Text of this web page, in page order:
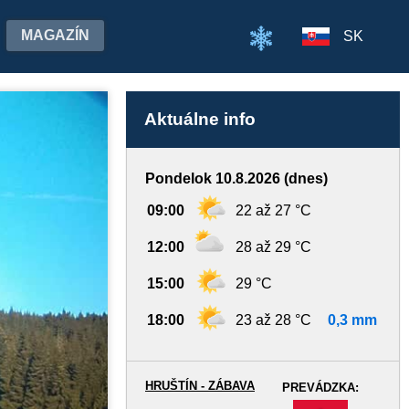
MAGAZÍN SK
Aktuálne info
Pondelok 10.8.2026 (dnes)
09:00 22 až 27 °C
12:00 28 až 29 °C
15:00 29 °C
18:00 23 až 28 °C 0,3 mm
PREVÁDZKA:
HRUŠTÍN - ZÁBAVA